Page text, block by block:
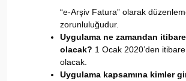
“e-Arşiv Fatura” olarak
zorunluluğudur.
Uygulama ne zamandan
olacak? 1 Ocak 2020’den
olacak.
Uygulama kapsamına kimler